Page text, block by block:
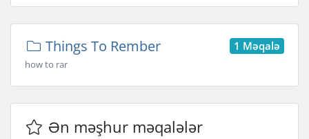
1 Məqalə
Things To Rember
how to rar
Ən məşhur məqalələr